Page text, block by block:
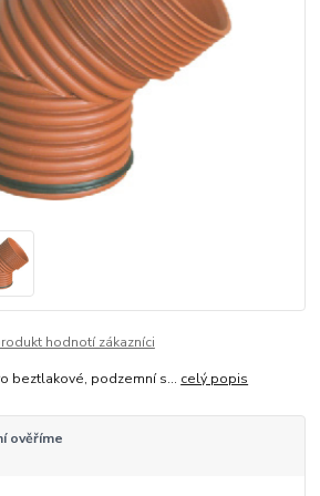
hodnotí zákazníci
beztlakové, podzemní s... celý popis
ověříme